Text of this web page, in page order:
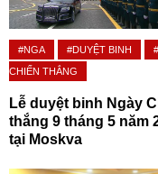
#NGA #DUYỆT BINH
CHIẾN THẮNG
Lễ duyệt binh Ngày
thắng 9 tháng 5 năm
tại Moskva